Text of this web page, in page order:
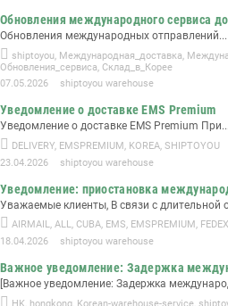
Обновления международного сервиса
Обновления международных отправлений...
shiptoyou Международная_доставка
Обновления_сервиса Склад_в_Корее
07.05.2026
shiptoyou warehouse
Уведомление о доставке EMS Premium
Уведомление о доставке EMS Premium При...
DELIVERY, EMSPREMIUM, KOREA, SHIPTOYOU
23.04.2026
shiptoyou warehouse
Уведомление: приостановка
Уважаемые клиенты, В связи с длительной
AIRMAIL, ALL, CUBA, EMS, EMSPREMIUM , FEDEX
18.04.2026
shiptoyou warehouse
Важное уведомление: Задержка
[Важное уведомление: Задержка
HK hongkong Korean-warehouse-service